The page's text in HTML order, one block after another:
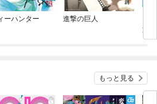
ーハンター 進撃の巨人
第9
ン
もっと見る